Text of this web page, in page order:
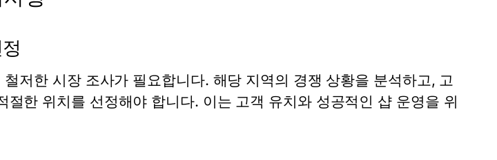
저한 시장 조사가 필요합니다. 해당 지역의 경쟁 상황을 분석하고, 고
절한 위치를 선정해야 합니다. 이는 고객 유치와 성공적인 샵 운영을 위